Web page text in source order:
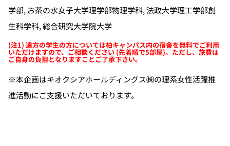
学部, お茶の水女子大学理学部物理学科, 法政大学理工学部創
生科学科, 総合研究大学院大学
(注1) 遠方の学生の方については柏キャンパス内の宿舎を無料でご利用
いただけますので、ご相談ください (先着順で5部屋)。ただし、旅費は
ご自身の負担となりますことご了承下さい。
※本企画はキオクシアホールディングス㈱の理系女性活躍推
進活動にご支援いただいております。